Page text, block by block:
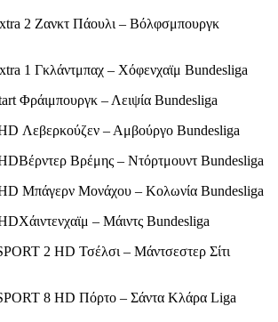
2 Ζανκτ Πάουλι – Βόλφσμπουργκ
1 Γκλάντμπαχ – Χόφενχαϊμ Bundesliga
Φράιμπουργκ – Λειψία Bundesliga
Λεβερκούζεν – Αμβούργο Bundesliga
Βρέμης – Ντόρτμουντ Bundesliga
Μπάγερν Μονάχου – Κολωνία Bundesliga
– Μάιντς Bundesliga
2 HD Τσέλσι – Μάντσεστερ Σίτι
8 HD Πόρτο – Σάντα Κλάρα Liga